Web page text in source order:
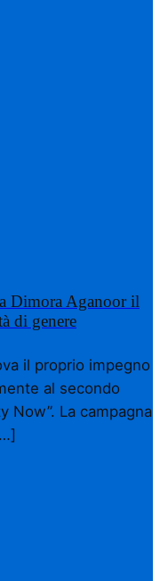
Dimora Aganoor il
di genere
il proprio impegno
al secondo
Now”. La campagna